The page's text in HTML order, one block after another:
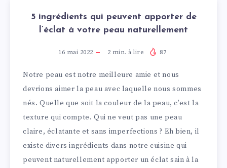
5 ingrédients qui peuvent apporter de
l’éclat à votre peau naturellement
16 mai 2022 2 min. à lire 87
Notre peau est notre meilleure amie et nous
devrions aimer la peau avec laquelle nous sommes
nés. Quelle que soit la couleur de la peau, c’est la
texture qui compte. Qui ne veut pas une peau
claire, éclatante et sans imperfections ? Eh bien, il
existe divers ingrédients dans notre cuisine qui
peuvent naturellement apporter un éclat sain à la